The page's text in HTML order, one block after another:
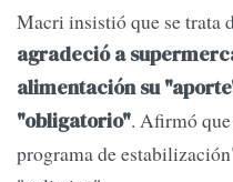
Macri insistió que se trata
agradeció a
alimentación su
"obligatorio". Afirmó
programa de